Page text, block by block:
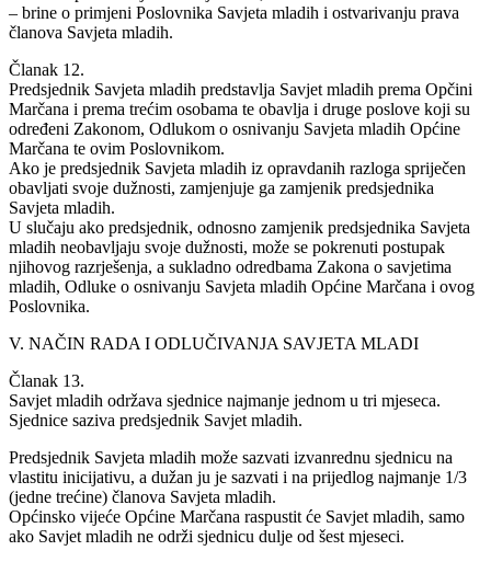
– brine o primjeni Poslovnika Savjeta mladih i ostvarivanju prava
članova Savjeta mladih.
Članak 12.
Predsjednik Savjeta mladih predstavlja Savjet mladih prema Opčini
Marčana i prema trećim osobama te obavlja i druge poslove koji su
određeni Zakonom, Odlukom o osnivanju Savjeta mladih Općine
Marčana te ovim Poslovnikom.
Ako je predsjednik Savjeta mladih iz opravdanih razloga spriječen
obavljati svoje dužnosti, zamjenjuje ga zamjenik predsjednika
Savjeta mladih.
U slučaju ako predsjednik, odnosno zamjenik predsjednika Savjeta
mladih neobavljaju svoje dužnosti, može se pokrenuti postupak
njihovog razrješenja, a sukladno odredbama Zakona o savjetima
mladih, Odluke o osnivanju Savjeta mladih Općine Marčana i ovog
Poslovnika.
V. NAČIN RADA I ODLUČIVANJA SAVJETA MLADI
Članak 13.
Savjet mladih održava sjednice najmanje jednom u tri mjeseca.
Sjednice saziva predsjednik Savjet mladih.
Predsjednik Savjeta mladih može sazvati izvanrednu sjednicu na
vlastitu inicijativu, a dužan ju je sazvati i na prijedlog najmanje 1/3
(jedne trećine) članova Savjeta mladih.
Općinsko vijeće Općine Marčana raspustit će Savjet mladih, samo
ako Savjet mladih ne održi sjednicu dulje od šest mjeseci.